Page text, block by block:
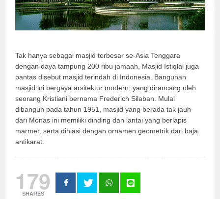
Tak hanya sebagai masjid terbesar se-Asia Tenggara
dengan daya tampung 200 ribu jamaah, Masjid Istiqlal juga
pantas disebut masjid terindah di Indonesia. Bangunan
masjid ini bergaya arsitektur modern, yang dirancang oleh
seorang Kristiani bernama Frederich Silaban. Mulai
dibangun pada tahun 1951, masjid yang berada tak jauh
dari Monas ini memiliki dinding dan lantai yang berlapis
marmer, serta dihiasi dengan ornamen geometrik dari baja
antikarat.
179
SHARES